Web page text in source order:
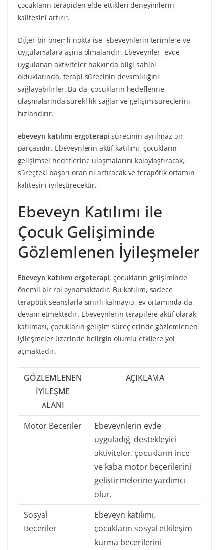
çocukların terapiden elde ettikleri deneyimlerin
kalitesini artırır.
Diğer bir önemli nokta ise, ebeveynlerin terimlere ve
uygulamalara aşina olmalarıdır. Ebeveynler, evde
uygulanan aktiviteler hakkında bilgi sahibi
olduklarında, terapi sürecinin devamlılığını
sağlayabilirler. Bu da, çocukların hedeflerine
ulaşmalarında süreklilik sağlar ve gelişim süreçlerini
hızlandırır.
ebeveyn katılımı ergoterapi sürecinin ayrılmaz bir
parçasıdır. Ebeveynlerin aktif katılımı, çocukların
gelişimsel hedeflerine ulaşmalarını kolaylaştıracak,
süreçteki başarı oranını artıracak ve terapötik ortamın
kalitesini iyileştirecektir.
Ebeveyn Katılımı ile
Çocuk Gelişiminde
Gözlemlenen İyileşmeler
Ebeveyn katılımı ergoterapi, çocukların gelişiminde
önemli bir rol oynamaktadır. Bu katılım, sadece
terapötik seanslarla sınırlı kalmayıp, ev ortamında da
devam etmektedir. Ebeveynlerin terapilere aktif olarak
katılması, çocukların gelişim süreçlerinde gözlemlenen
iyileşmeler üzerinde belirgin olumlu etkilere yol
açmaktadır.
GÖZLEMLENEN
İYILEŞME
ALANI
AÇIKLAMA
Motor Beceriler
Ebeveynlerin evde
uyguladığı destekleyici
aktiviteler, çocukların ince
ve kaba motor becerilerini
geliştirmelerine yardımcı
olur.
Sosyal
Beceriler
Ebeveyn katılımı,
çocukların sosyal etkileşim
kurma becerilerini